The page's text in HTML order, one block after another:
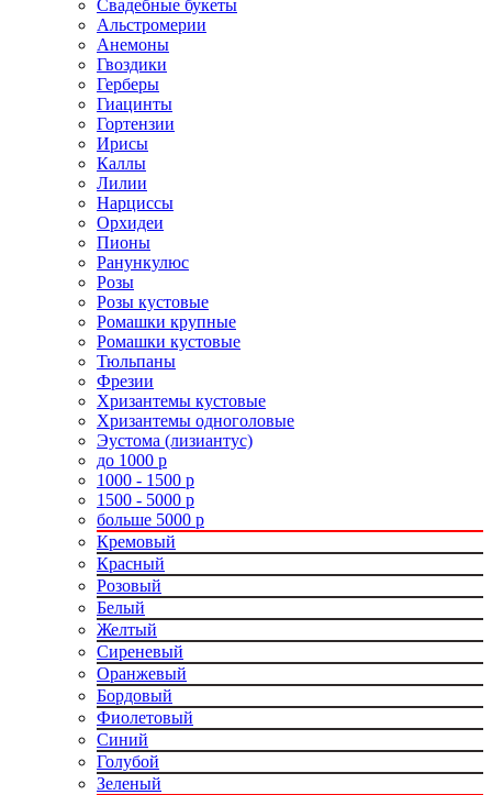
Свадебные букеты
Альстромерии
Анемоны
Гвоздики
Герберы
Гиацинты
Гортензии
Ирисы
Каллы
Лилии
Нарциссы
Орхидеи
Пионы
Ранункулюс
Розы
Розы кустовые
Ромашки крупные
Ромашки кустовые
Тюльпаны
Фрезии
Хризантемы кустовые
Хризантемы одноголовые
Эустома (лизиантус)
до 1000 р
1000 - 1500 р
1500 - 5000 р
больше 5000 р
Кремовый
Красный
Розовый
Белый
Желтый
Сиреневый
Оранжевый
Бордовый
Фиолетовый
Синий
Голубой
Зеленый